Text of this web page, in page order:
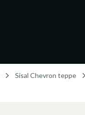
Sisal Chevron teppe